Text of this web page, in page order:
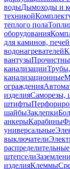
водыДымоходы и
техникой
теплого пола
оборудования
для каминов, печей
водонагревателей
вантузы
канализации
канализационные
ограждения
изделияСаморезы,
штифты
шайбыЗаклепки
анкерыКарабины
универсальные
выключатели
штепсели
изделияКлеммы